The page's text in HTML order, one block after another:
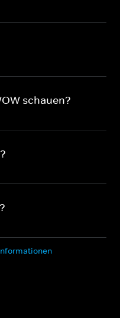
schauen?